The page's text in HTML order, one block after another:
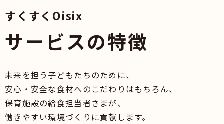
すくすくOisix
サービスの特徴
未来を担う子どもたちのために、
安心・安全な食材へのこだわりはもちろん、
保育施設の給食担当者さまが、
働きやすい環境づくりに貢献します。